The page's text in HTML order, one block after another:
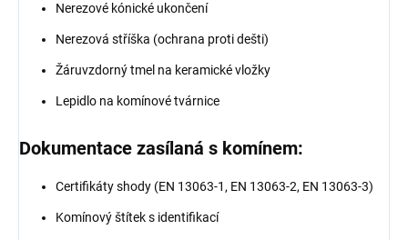
Nerezové kónické ukončení
Nerezová stříška (ochrana proti dešti)
Žáruvzdorný tmel na keramické vložky
Lepidlo na komínové tvárnice
Dokumentace zasílaná s komínem:
Certifikáty shody (EN 13063-1, EN 13063-2, EN 13063-3)
Komínový štítek s identifikací